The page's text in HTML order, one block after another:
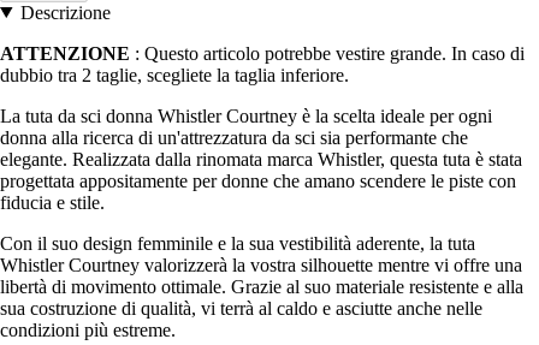
Descrizione
ATTENZIONE : Questo articolo potrebbe vestire grande. In caso di
dubbio tra 2 taglie, scegliete la taglia inferiore.
La tuta da sci donna Whistler Courtney è la scelta ideale per ogni
donna alla ricerca di un'attrezzatura da sci sia performante che
elegante. Realizzata dalla rinomata marca Whistler, questa tuta è stata
progettata appositamente per donne che amano scendere le piste con
fiducia e stile.
Con il suo design femminile e la sua vestibilità aderente, la tuta
Whistler Courtney valorizzerà la vostra silhouette mentre vi offre una
libertà di movimento ottimale. Grazie al suo materiale resistente e alla
sua costruzione di qualità, vi terrà al caldo e asciutte anche nelle
condizioni più estreme.